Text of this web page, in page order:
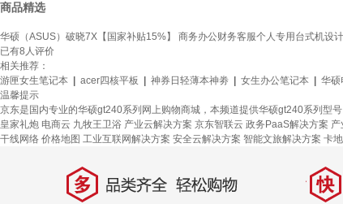
商品精选
华硕（ASUS）破晓7X【国家补贴15%】 商务办公财务客服个人专用台式机
已有8 人评价
相关推荐：
游匣女生笔记本
acer四核平板 神券日轻薄本神劵 女生办公笔记本 华硕
温馨提示
京东是国内专业的华硕gt240系列网上购物商城，本频道提供华硕gt240系列型
皇家礼炮 电商云 九牧王卫浴 产业云解决方案 京东智联云 政务PaaS解决方案 产
干线网络 价格地图 工业互联网解决方案 安全云解决方案 智能文旅解决方案 卡
多 品类齐全，轻松购物 快